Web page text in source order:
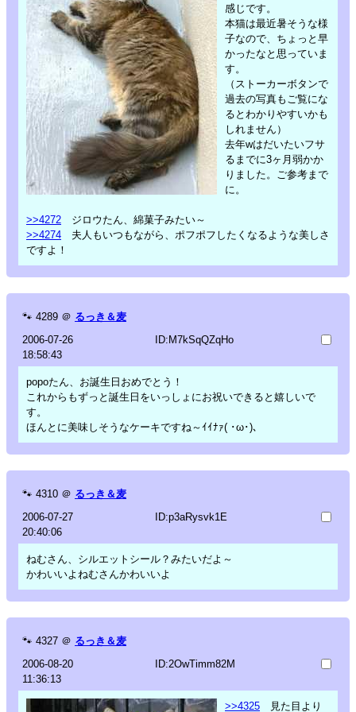
感じです。
本猫は最近暑そうな様
子なので、ちょっと早
かったなと思っていま
す。
（ストーカーボタンで
過去の写真もご覧にな
るとわかりやすいかも
しれません）
去年wはだいたいフサ
るまでに3ヶ月弱かか
りました。ご参考まで
に。
>>4272 ジロウたん、綿菓子みたい～
>>4274 夫人もいつもながら、ポフポフしたくなるような美しさ
ですよ！
🐾 4289 ＠ るっき＆麦
2006-07-26
18:58:43
ID:M7kSqQZqHo
popoたん、お誕生日おめでとう！
これからもずっと誕生日をいっしょにお祝いできると嬉しいで
す。
ほんとに美味しそうなケーキですね～ｲｲﾅｧ( ･ω･)､
🐾 4310 ＠ るっき＆麦
2006-07-27
20:40:06
ID:p3aRysvk1E
ねむさん、シルエットシール？みたいだよ～
かわいいよねむさんかわいいよ
🐾 4327 ＠ るっき＆麦
2006-08-20
11:36:13
ID:2OwTimm82M
>>4325 見た目より